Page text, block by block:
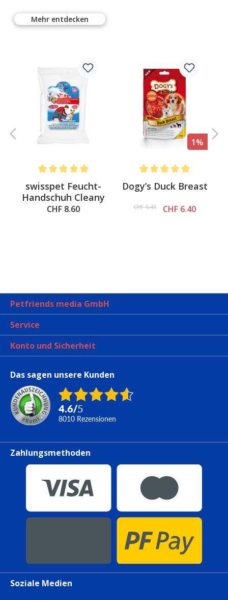
Mehr entdecken
swisspet Feucht-
Handschuh Cleany
CHF 8.60
1%
Dogy’s Duck Breast
CHF 6.45 CHF 6.40
Petfriends media GmbH
Service
Konto und Sicherheit
Das sagen unsere Kunden
4.6/5
8010 Rezensionen
Zahlungsmethoden
Soziale Medien